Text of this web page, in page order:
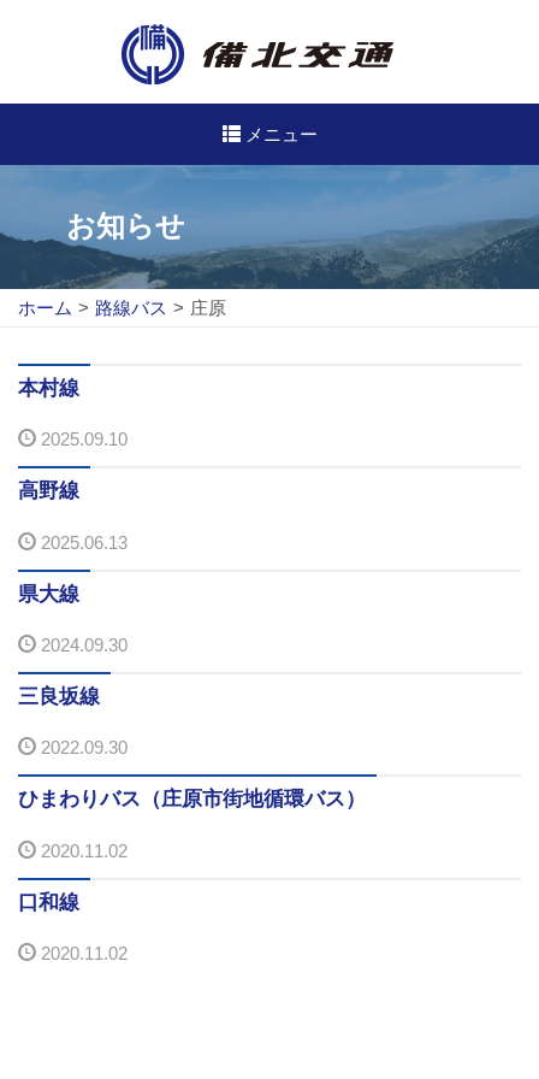
メニュー
高速バス
路線バス
路線図
定期券について
バスのご利用方法
まごころツアー
三次市交通観光センター
企業情報
お知らせ
ホーム > 路線バス > 庄原
本村線
2025.09.10
高野線
2025.06.13
県大線
2024.09.30
三良坂線
2022.09.30
ひまわりバス（庄原市街地循環バス）
2020.11.02
口和線
2020.11.02